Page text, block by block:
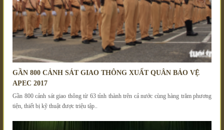
GẦN 800 CẢNH SÁT GIAO THÔNG XUẤT QUÂN BẢO VỆ
APEC 2017
Gần 800 cảnh sát giao thông từ 63 tỉnh thành trên cả nước cùng hàng trăm phương
tiện, thiết bị kỹ thuật được triệu tập..